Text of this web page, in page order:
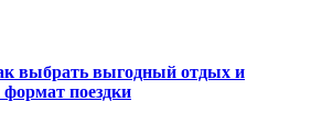
выбрать выгодный отдых и
поездки